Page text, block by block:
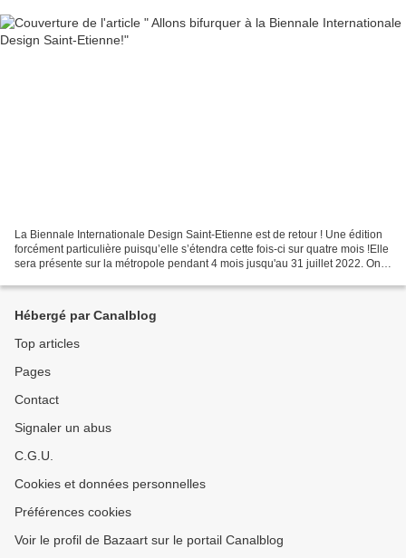
La Biennale Internationale Design Saint-Etienne est de retour ! Une édition
forcément particulière puisqu’elle s’étendra cette fois-ci sur quatre mois !Elle
sera présente sur la métropole pendant 4 mois jusqu'au 31 juillet 2022. On y
Hébergé par Canalblog
Top articles
Pages
Contact
Signaler un abus
C.G.U.
Cookies et données personnelles
Préférences cookies
Voir le profil de Bazaart sur le portail Canalblog